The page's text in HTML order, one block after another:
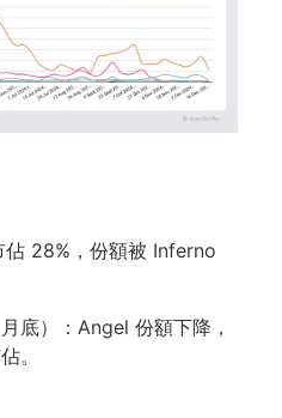
28%，份額被 Inferno
底）：Angel 份額下降，
。